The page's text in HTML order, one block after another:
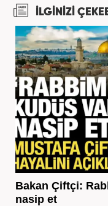
İLGİNİZİ
Bakan Çiftçi:
nasip et